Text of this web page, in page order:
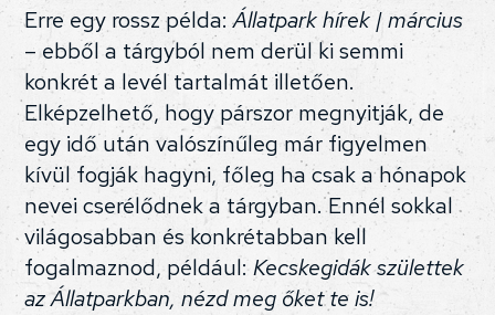
Erre egy rossz példa:Állatpark hírek | március
– ebből a tárgyból nem derül ki semmi
konkrét a levél tartalmát illetően.
Elképzelhető, hogy párszor megnyitják, de
egy idő után valószínűleg már figyelmen
kívül fogják hagyni, főleg ha csak a hónapok
nevei cserélődnek a tárgyban. Ennél sokkal
világosabban és konkrétabban kell
fogalmaznod, például:Kecskegidák születtek
az Állatparkban, nézd meg őket te is!